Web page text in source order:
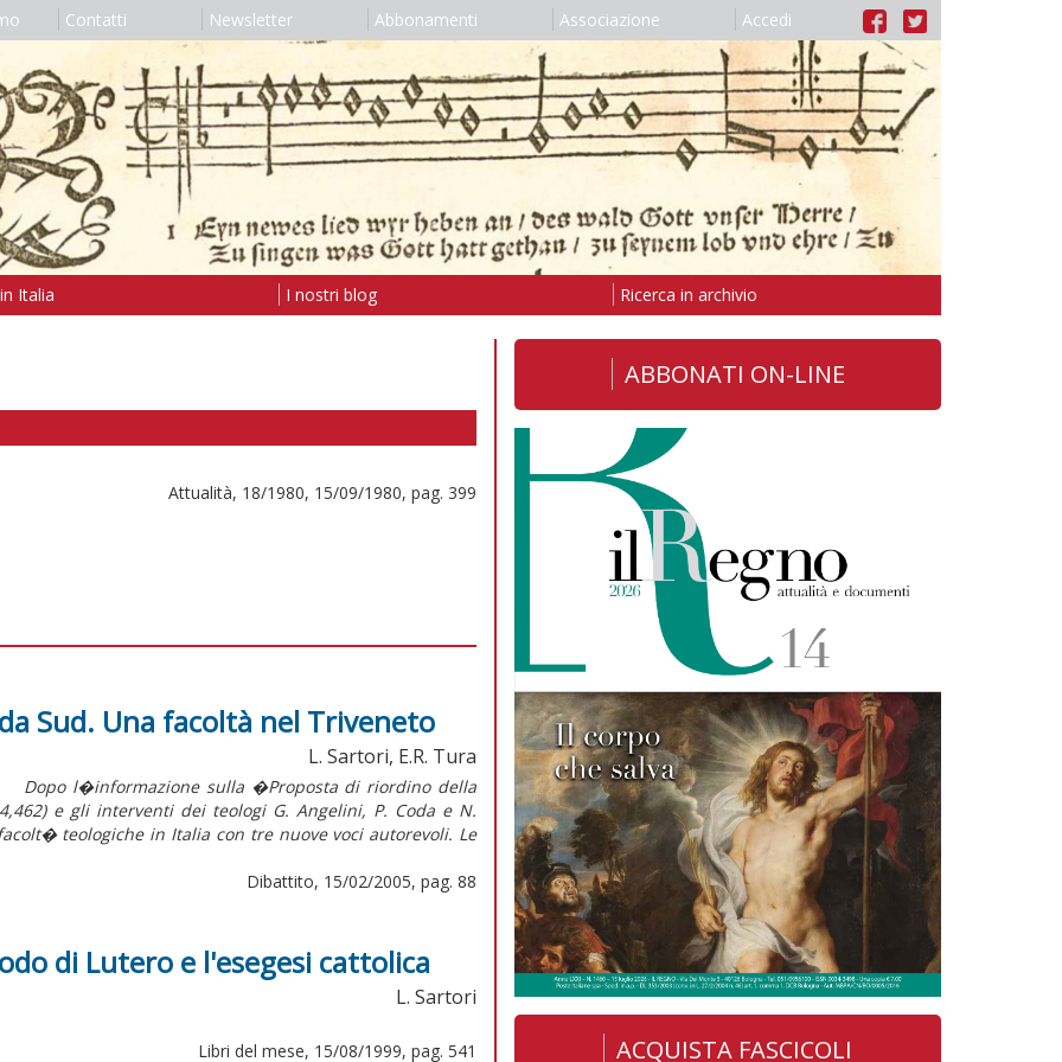
Contatti Newsletter Abbonamenti Associazione Accedi
Italia I nostri blog Ricerca in archivio
Attualità, 18/1980, 15/09/1980, pag. 399
Sud. Una facoltà nel Triveneto
L. Sartori, E.R. Tura
l�informazione sulla �Proposta di riordino della
e gli interventi dei teologi G. Angelini, P. Coda e N.
teologiche in Italia con tre nuove voci autorevoli. Le
Dibattito, 15/02/2005, pag. 88
di Lutero e l'esegesi cattolica
L. Sartori
Libri del mese, 15/08/1999, pag. 541
ABBONATI ON-LINE
ACQUISTA FASCICOLI